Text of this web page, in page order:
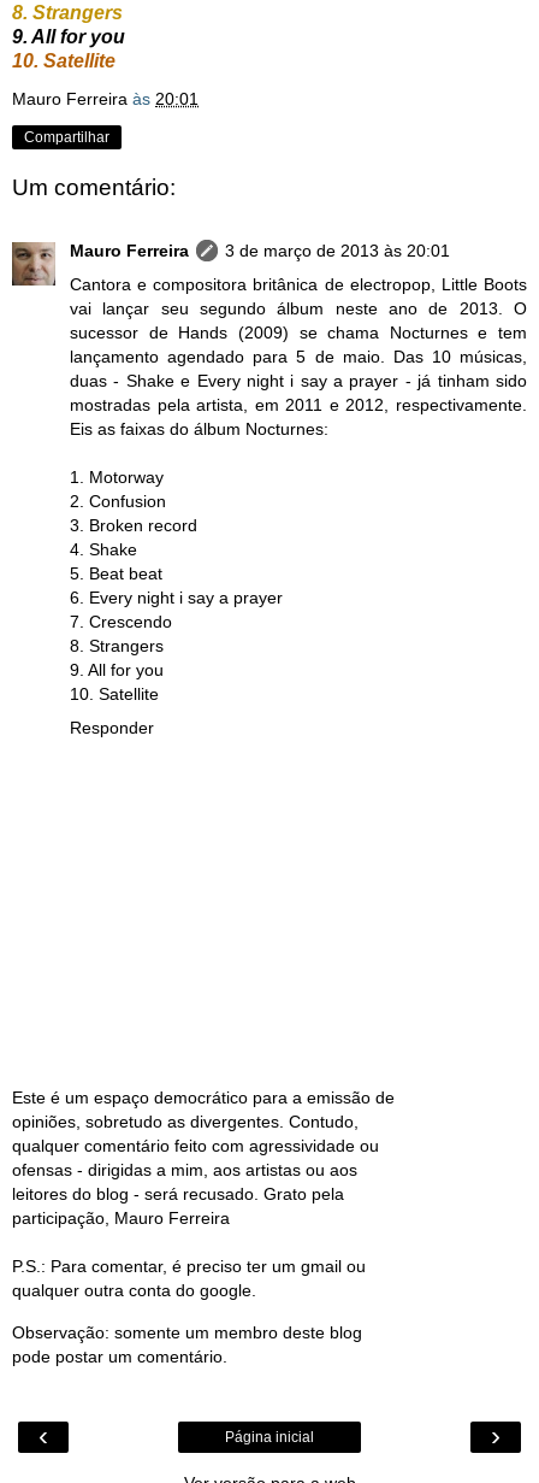
8. Strangers
9. All for you
10. Satellite
Mauro Ferreira às 20:01
Compartilhar
Um comentário:
Mauro Ferreira
3 de março de 2013 às 20:01
Cantora e compositora britânica de electropop, Little Boots
vai lançar seu segundo álbum neste ano de 2013. O
sucessor de Hands (2009) se chama Nocturnes e tem
lançamento agendado para 5 de maio. Das 10 músicas,
duas - Shake e Every night i say a prayer - já tinham sido
mostradas pela artista, em 2011 e 2012, respectivamente.
Eis as faixas do álbum Nocturnes:
1. Motorway
2. Confusion
3. Broken record
4. Shake
5. Beat beat
6. Every night i say a prayer
7. Crescendo
8. Strangers
9. All for you
10. Satellite
Responder
Este é um espaço democrático para a emissão de
opiniões, sobretudo as divergentes. Contudo,
qualquer comentário feito com agressividade ou
ofensas - dirigidas a mim, aos artistas ou aos
leitores do blog - será recusado. Grato pela
participação, Mauro Ferreira
P.S.: Para comentar, é preciso ter um gmail ou
qualquer outra conta do google.
Observação: somente um membro deste blog
pode postar um comentário.
‹ ›
Página inicial